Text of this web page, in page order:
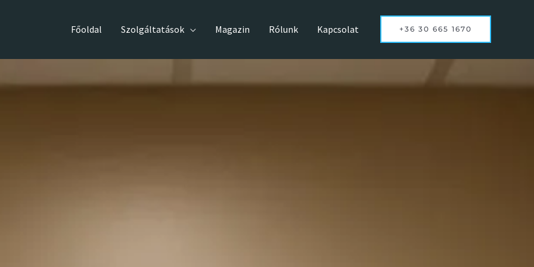
Főoldal Szolgáltatások Magazin Rólunk Kapcsolat +36 30 665 1670